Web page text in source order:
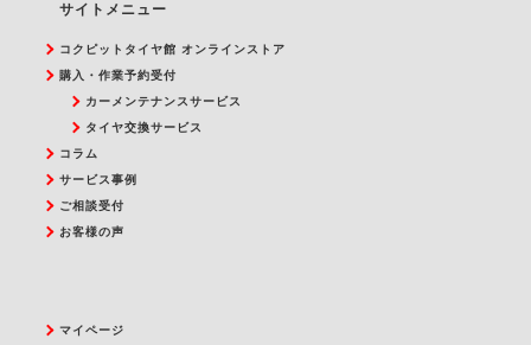
サイトメニュー
コクピットタイヤ館 オンラインストア
購入・作業予約受付
カーメンテナンスサービス
タイヤ交換サービス
コラム
サービス事例
ご相談受付
お客様の声
マイページ